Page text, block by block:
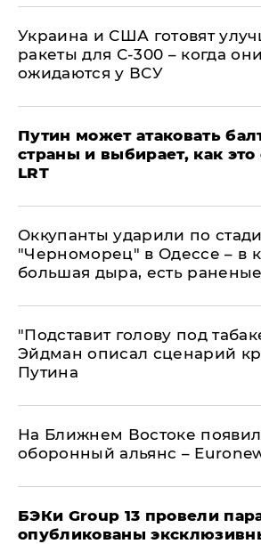
Украина и США готовят
ракеты для С-300 – когда они
ожидаются у ВСУ
Путин может атаковать
страны и выбирает, как это
LRT
Оккупанты ударили по
"Черноморец" в Одессе – в
большая дыра, есть раненые
​"Подставит голову под
Эйдман описал сценарий
Путина
На Ближнем Востоке
оборонный альянс –
​БЭКи Group 13 провели
опубликованы